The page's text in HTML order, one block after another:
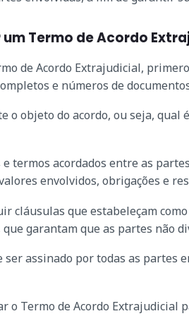
um Termo de Acordo
de Acordo Extrajudicial,
e números de
o objeto do acordo, ou seja,
e termos acordados entre as
envolvidos, obrigações e
cláusulas que estabeleçam
garantam que as partes não
ser assinado por todas as partes
o Termo de Acordo Extrajudicial